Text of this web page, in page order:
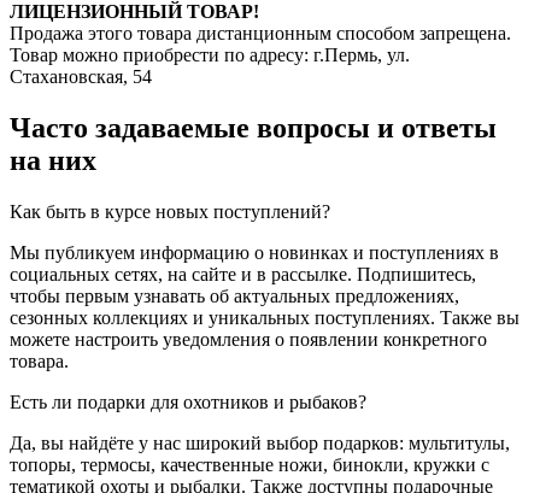
ЛИЦЕНЗИОННЫЙ ТОВАР!
Продажа этого товара дистанционным способом запрещена.
Товар можно приобрести по адресу: г.Пермь, ул.
Стахановская, 54
Часто задаваемые вопросы и ответы
на них
Как быть в курсе новых поступлений?
Мы публикуем информацию о новинках и поступлениях в
социальных сетях, на сайте и в рассылке. Подпишитесь,
чтобы первым узнавать об актуальных предложениях,
сезонных коллекциях и уникальных поступлениях. Также вы
можете настроить уведомления о появлении конкретного
товара.
Есть ли подарки для охотников и рыбаков?
Да, вы найдёте у нас широкий выбор подарков: мультитулы,
топоры, термосы, качественные ножи, бинокли, кружки с
тематикой охоты и рыбалки. Также доступны подарочные